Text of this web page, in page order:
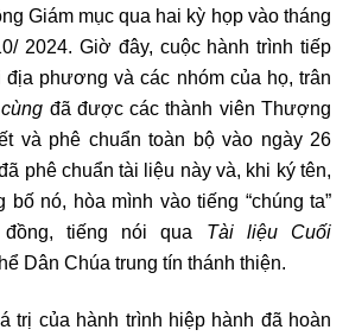
Giám mục qua hai kỳ họp vào tháng
2024. Giờ đây, cuộc hành trình tiếp
phương và các nhóm của họ, trân
đã được các thành viên Thượng
và phê chuẩn toàn bộ vào ngày 26
phê chuẩn tài liệu này và, khi ký tên,
bố nó, hòa mình vào tiếng “chúng ta”
tiếng nói qua Tài liệu Cuối
Dân Chúa trung tín thánh thiện.
trị của hành trình hiệp hành đã hoàn